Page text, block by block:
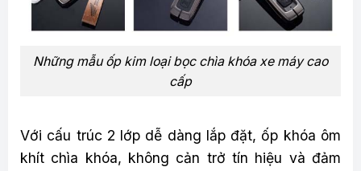
Những mẫu ốp kim loại bọc chìa khóa xe máy cao
cấp
Với cấu trúc 2 lớp dễ dàng lắp đặt, ốp khóa ôm
khít chìa khóa, không cản trở tín hiệu và đảm